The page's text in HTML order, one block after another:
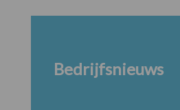
Bedrijfsnieuws